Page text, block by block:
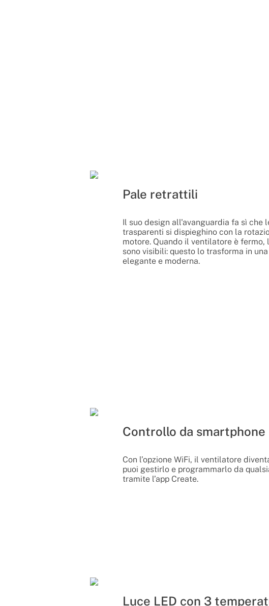
Pale retrattili
Il suo design all'avanguardia fa sì che
trasparenti si dispieghino con la
motore. Quando il ventilatore è fermo,
sono visibili: questo lo trasforma in
elegante e moderna.
Controllo da smartphone
Con l’opzione WiFi, il ventilatore
puoi gestirlo e programmarlo da
tramite l’app Create.
Luce LED con 3